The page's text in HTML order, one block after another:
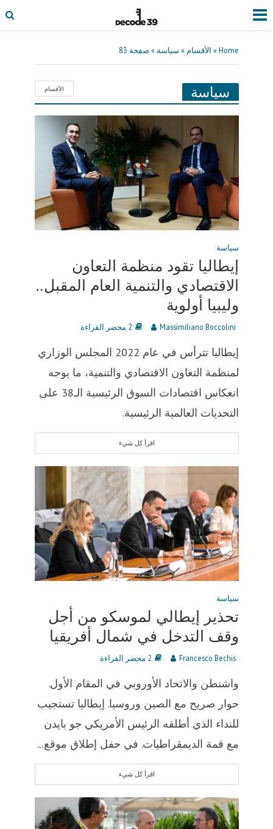
Home
» الأقسام » سياسة » صفحة 83
سياسة الأقسام
سياسة
إيطاليا تقود منظمة التعاون
الاقتصادي والتنمية العام المقبل..
وليبيا أولوية
Massimiliano Boccolini 2 محضر القراءة
إيطاليا تترأس في عام 2022 المجلس الوزاري
لمنظمة التعاون الاقتصادي والتنمية، ما يوجه
انعكاس اقتصادات السوق الرئيسية الـ38 على
التحديات العالمية الرئيسية.
اقرأ كل شيء
سياسة
تحذير إيطالي لموسكو من أجل
وقف التدخل في شمال أفريقيا
Francesco Bechis 2 محضر القراءة
واشنطن والاتحاد الأوروبي في المقام الأول.
حوار صريح مع الصين وروسيا. إيطاليا تستجيب
للنداء الذي أطلقه الرئيس الأمريكي جو بايدن
مع قمة الديمقراطيات. في حفل إطلاق موقع...
اقرأ كل شيء